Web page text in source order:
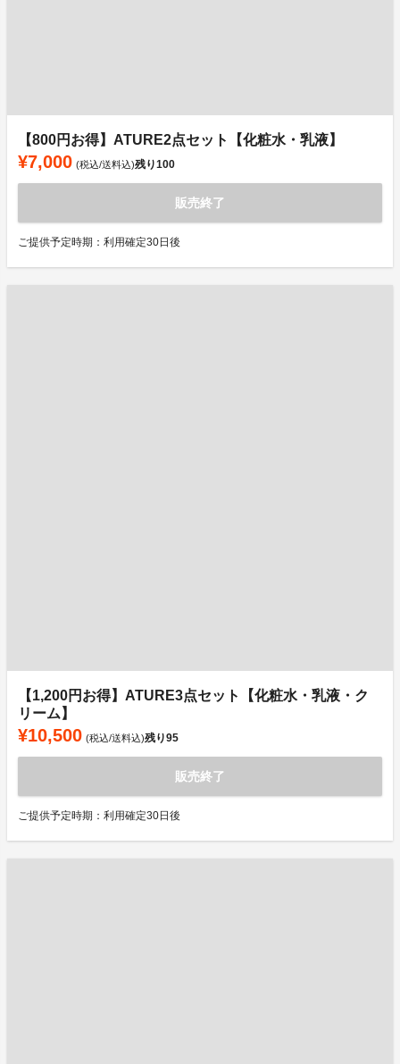
【800円お得】ATURE2点セット【化粧水・乳液】
¥7,000 (税込/送料込)残り100
販売終了
ご提供予定時期：利用確定30日後
【1,200円お得】ATURE3点セット【化粧水・乳液・ク
リーム】
¥10,500 (税込/送料込)残り95
販売終了
ご提供予定時期：利用確定30日後